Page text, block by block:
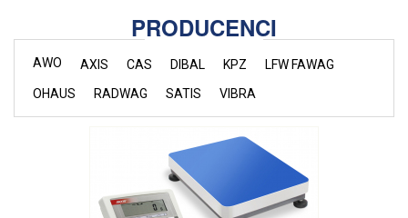
PRODUCENCI
AWO AXIS CAS DIBAL KPZ
LFW FAWAG
OHAUS
RADWAG SATIS VIBRA